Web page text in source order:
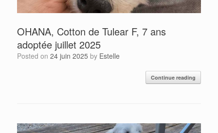
OHANA, Cotton de Tulear F, 7 ans
adoptée juillet 2025
Posted on 24 juin 2025 by Estelle
Continue reading